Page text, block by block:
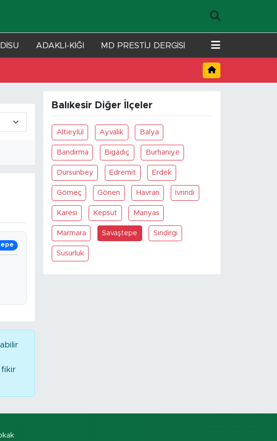
ADAKLI-KİĞI MD PRESTİJ DERGİSİ
fikir
Balıkesir Diğer İlçeler
Altieylül Ayvalik Balya
Bandirma Bigadiç Burhaniye
Dursunbey Edremit Erdek
Gömeç Gönen Havran İvrindi
Karesi Kepsut Manyas
Marmara Savaştepe Sindirgi
Susurluk